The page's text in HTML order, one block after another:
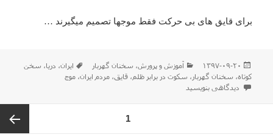
برای قایق های بی حرکت فقط موجها تصمیم میگیرند …
ارسال
شده
در
۱۳۹۷-۰۹-۲۰ دسته‌ها
آموزش و پرورش، سخنان گهربار برچسب‌ها
ایران، دریا، سخن
کوتاه، سخنان گهربار ، سکوت در برابر ظلم،قایق،مردم ایران،موج
برای سخنان گهربار
دیدگاهی بنویسید
برگه1